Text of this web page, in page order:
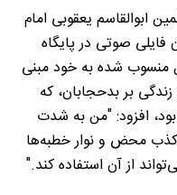
ابوالقاسم یعقوبی امام
فایلی صوتی در پایگاه
منسوب شده به خود مبنی
بر بدحجابان، که
افزود: "من به شدت
کذب محض و نوار خطبه‌ها
از آن استفاده کند."